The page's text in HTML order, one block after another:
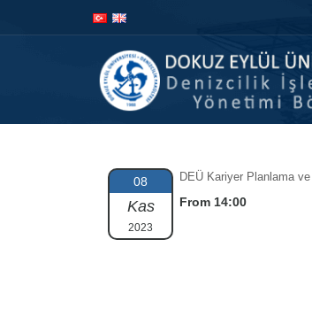
08
Kas
2023
DEÜ Kariyer Planlama
From 14:00